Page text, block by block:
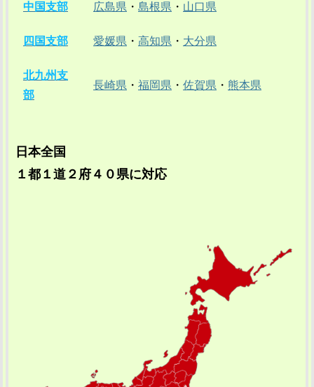
中国支部 広島県 ・ 島根県 ・ 山口県
四国支部 愛媛県 ・ 高知県 ・ 大分県
北九州支
部
長崎県 ・ 福岡県 ・ 佐賀県 ・ 熊本県
日本全国
１都１道２府４０県に対応